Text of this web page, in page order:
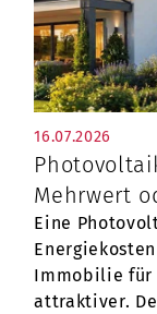
Ort
maison
meine
Die
Kenntnis
16.07.2026
Mehrwert
Eine
Immobilie für
attraktiver.